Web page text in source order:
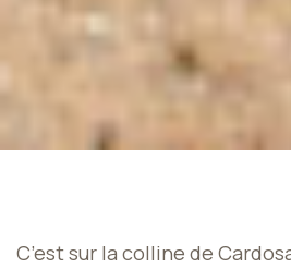
C’est sur la colline de